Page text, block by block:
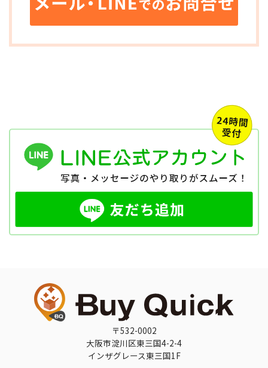
〒532-0002
大阪市淀川区東三国4-2-4
インザグレース東三国1F